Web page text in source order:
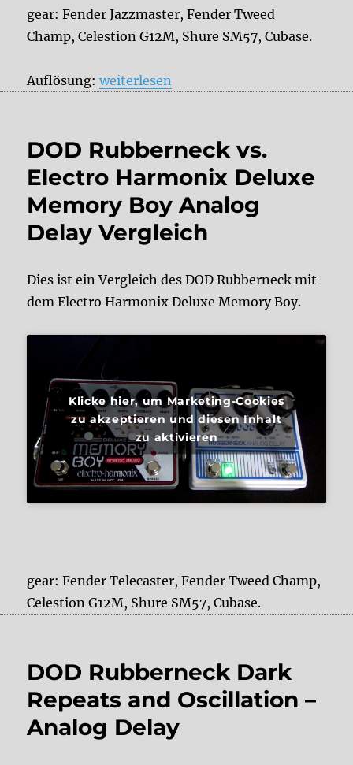
gear: Fender Jazzmaster, Fender Tweed
Champ, Celestion G12M, Shure SM57, Cubase.
Auflösung:„Blind Analog Delay Vergleich – DOD
weiterlesen
DOD Rubberneck vs.
Electro Harmonix Deluxe
Memory Boy Analog
Delay Vergleich
Dies ist ein Vergleich des DOD Rubberneck mit
dem Electro Harmonix Deluxe Memory Boy.
Klicke hier, um Marketing-Cookies
zu akzeptieren und diesen Inhalt
zu aktivieren
gear: Fender Telecaster, Fender Tweed Champ,
Celestion G12M, Shure SM57, Cubase.
DOD Rubberneck Dark
Repeats and Oscillation –
Analog Delay